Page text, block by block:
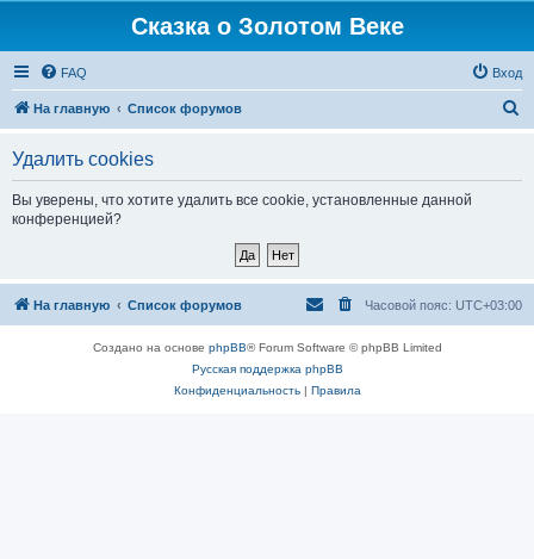
Сказка о Золотом Веке
FAQ Вход
На главную Список форумов
Удалить cookies
Вы уверены, что хотите удалить все cookie, установленные данной
конференцией?
На главную Список форумов Часовой пояс: UTC+03:00
Создано на основе phpBB® Forum Software © phpBB Limited
Русская поддержка phpBB
Конфиденциальность| Правила